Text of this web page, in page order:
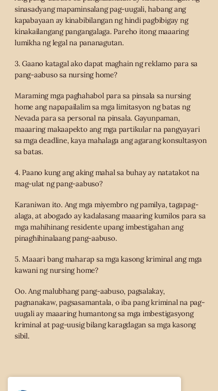
sinasadyang mapaminsalang pag-uugali, habang ang
kapabayaan ay kinabibilangan ng hindi pagbibigay ng
kinakailangang pangangalaga. Pareho itong maaaring
lumikha ng legal na pananagutan.
3. Gaano katagal ako dapat maghain ng reklamo para sa
pang-aabuso sa nursing home?
Maraming mga paghahabol para sa pinsala sa nursing
home ang napapailalim sa mga limitasyon ng batas ng
Nevada para sa personal na pinsala. Gayunpaman,
maaaring makaapekto ang mga partikular na pangyayari
sa mga deadline, kaya mahalaga ang agarang konsultasyon
sa batas.
4. Paano kung ang aking mahal sa buhay ay natatakot na
mag-ulat ng pang-aabuso?
Karaniwan ito. Ang mga miyembro ng pamilya, tagapag-
alaga, at abogado ay kadalasang maaaring kumilos para sa
mga mahihinang residente upang imbestigahan ang
pinaghihinalaang pang-aabuso.
5. Maaari bang maharap sa mga kasong kriminal ang mga
kawani ng nursing home?
Oo. Ang malubhang pang-aabuso, pagsalakay,
pagnanakaw, pagsasamantala, o iba pang kriminal na pag-
uugali ay maaaring humantong sa mga imbestigasyong
kriminal at pag-uusig bilang karagdagan sa mga kasong
sibil.